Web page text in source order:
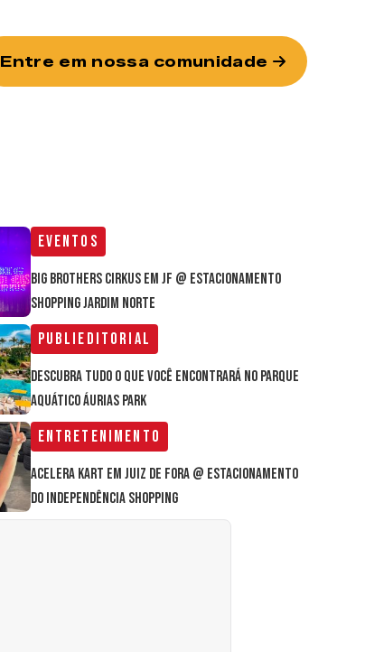
Entre em nossa comunidade
Eventos
Big Brothers Cirkus em JF @ estacionamento
Shopping Jardim Norte
Publieditorial
Descubra tudo o que você encontrará no parque
aquático Áurias Park
Entretenimento
Acelera Kart em Juiz de Fora @ estacionamento
do Independência Shopping